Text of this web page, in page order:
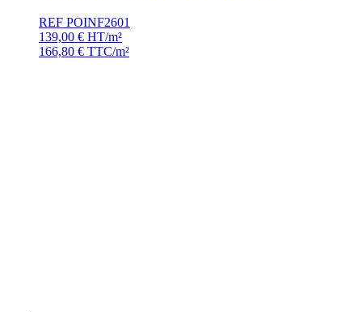
REF POINF2601
139,00 € HT/m²
166,80 € TTC/m²